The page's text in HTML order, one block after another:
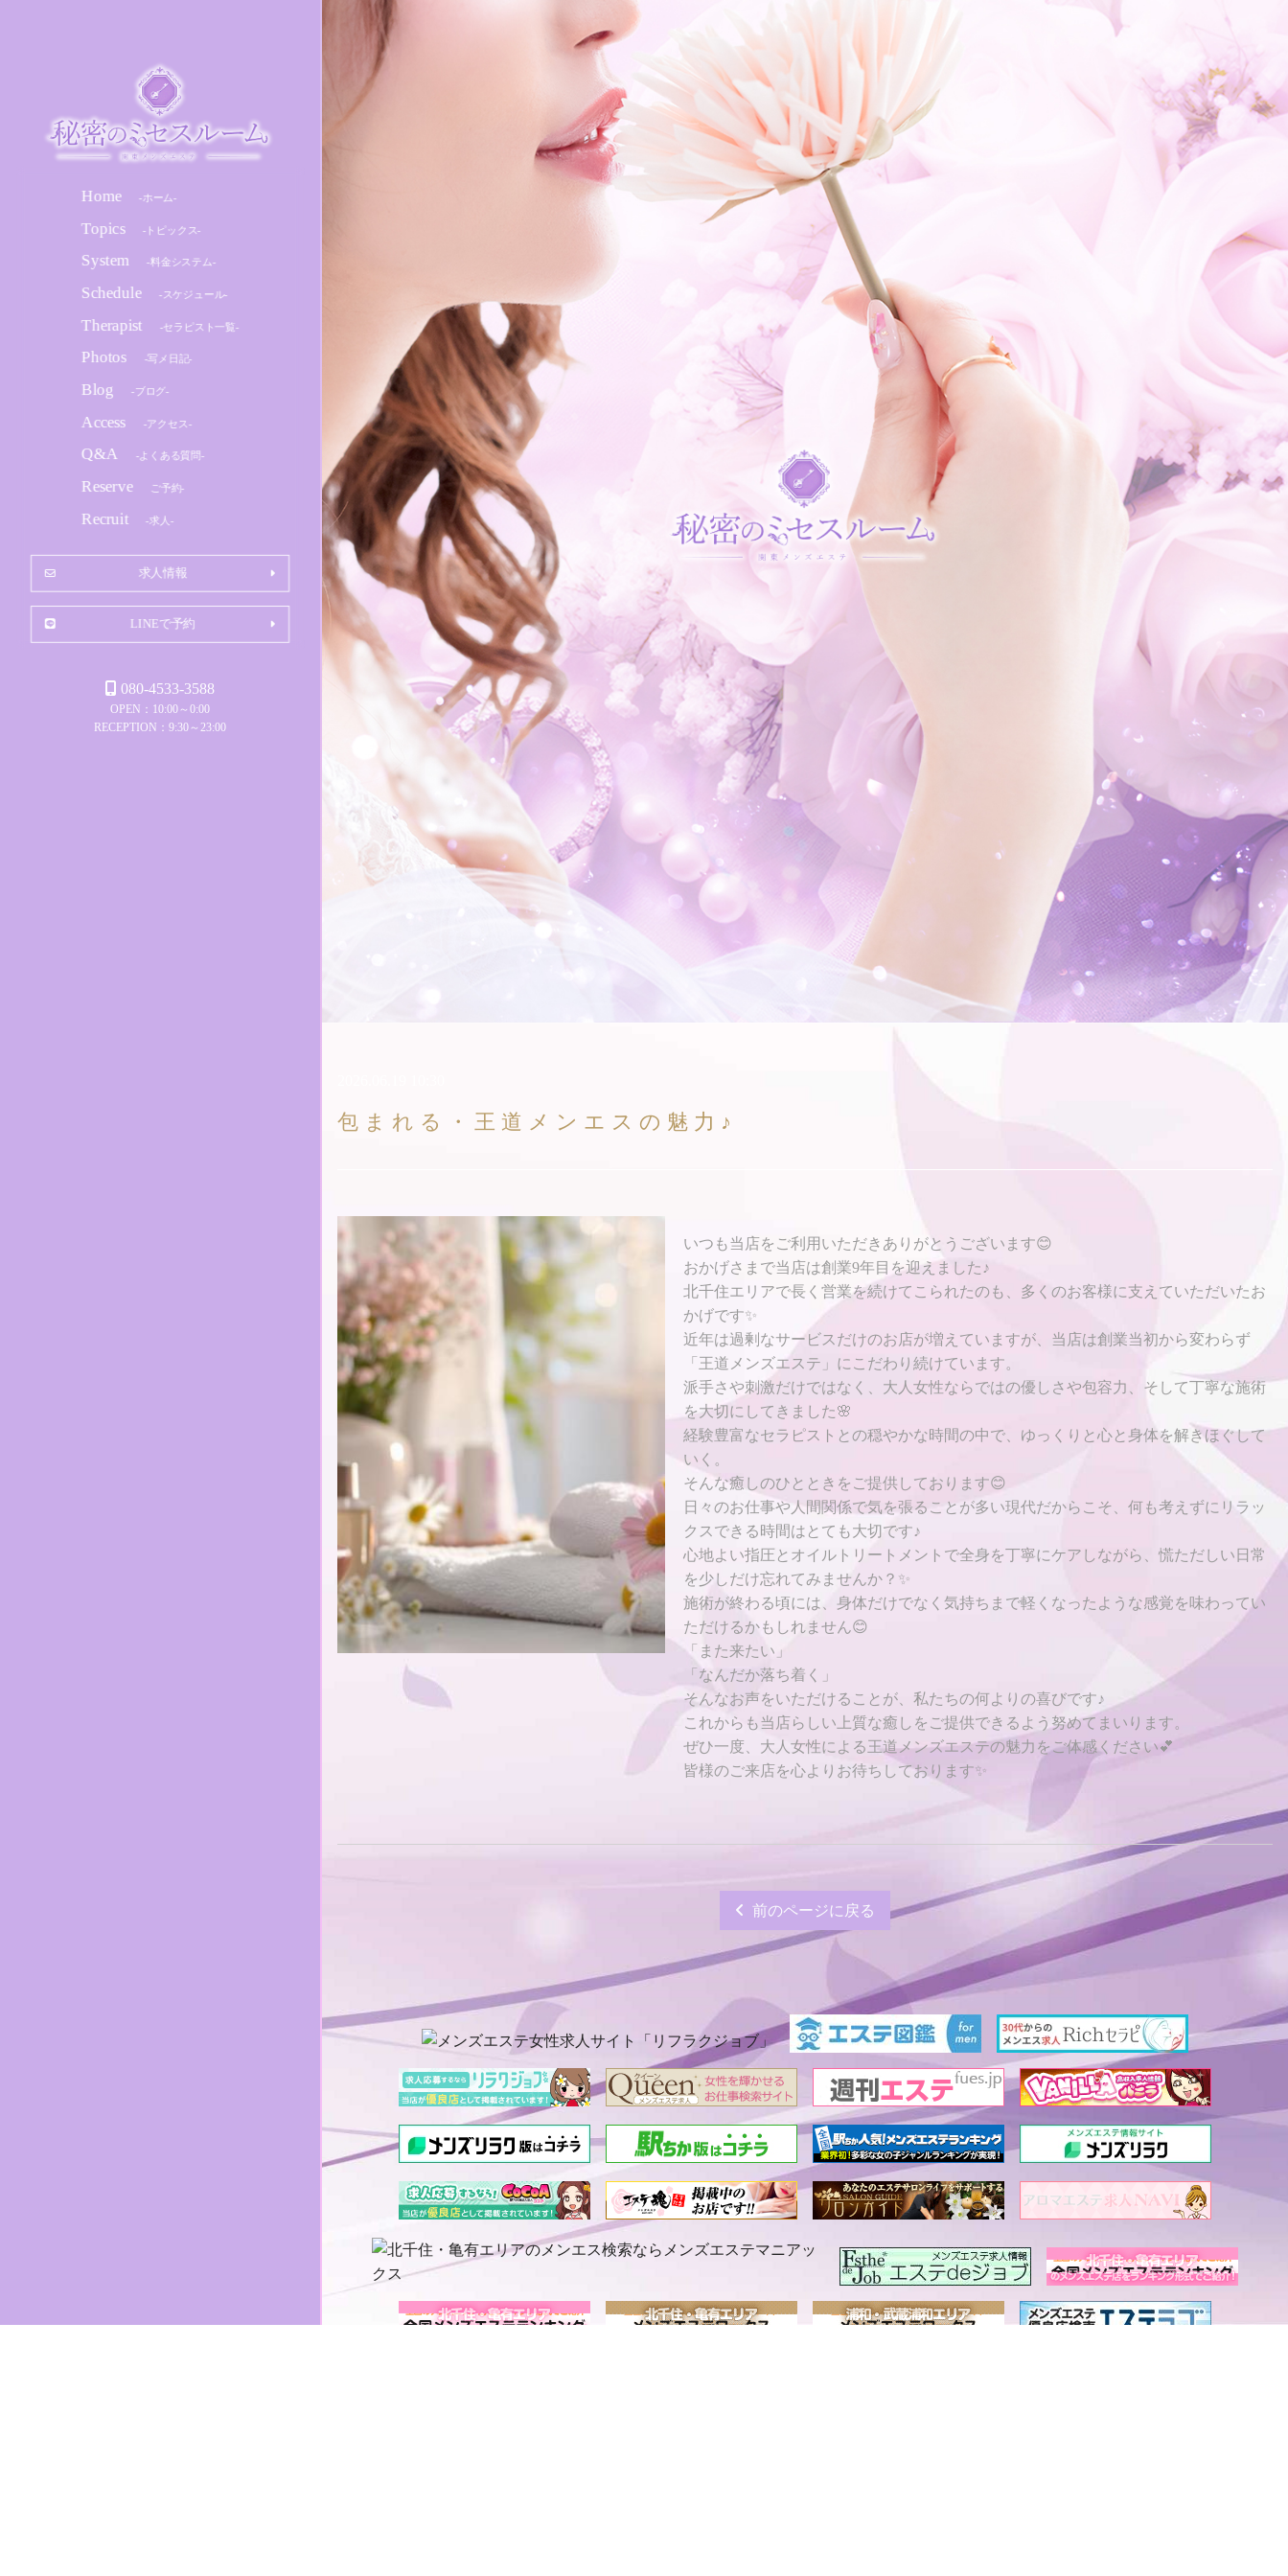
Home -ホーム-
Topics -トピックス-
System -料金システム-
Schedule -スケジュール-
Therapist -セラピスト一覧-
Photos -写メ日記-
Blog -ブログ-
Access -アクセス-
Q&A -よくある質問-
Reserve ご予約-
Recruit -求人-
求人情報
LINEで予約
080-4533-3588
OPEN：10:00～0:00
RECEPTION：9:30～23:00
包まれる・王道メンエスの魅力♪
いつも当店をご利用いただきありがとうございます😊
おかげさまで当店は創業9年目を迎えました♪
北千住エリアで長く営業を続けてこられたのも、多くのお客様に支えていただいたお
かげです✨
近年は過剰なサービスだけのお店が増えていますが、当店は創業当初から変わらず
「王道メンズエステ」にこだわり続けています。
派手さや刺激だけではなく、大人女性ならではの優しさや包容力、そして丁寧な施術
を大切にしてきました🌸
経験豊富なセラピストとの穏やかな時間の中で、ゆっくりと心と身体を解きほぐして
いく。
そんな癒しのひとときをご提供しております😊
日々のお仕事や人間関係で気を張ることが多い現代だからこそ、何も考えずにリラッ
クスできる時間はとても大切です♪
心地よい指圧とオイルトリートメントで全身を丁寧にケアしながら、慌ただしい日常
を少しだけ忘れてみませんか？✨
施術が終わる頃には、身体だけでなく気持ちまで軽くなったような感覚を味わってい
ただけるかもしれません😊
「また来たい」
「なんだか落ち着く」
そんなお声をいただけることが、私たちの何よりの喜びです♪
これからも当店らしい上質な癒しをご提供できるよう努めてまいります。
ぜひ一度、大人女性による王道メンズエステの魅力をご体感ください💕
皆様のご来店を心よりお待ちしております✨
前のページに戻る